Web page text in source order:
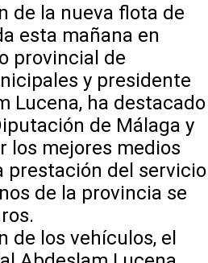
de la nueva flota de
esta mañana en
provincial de
y presidente
Lucena, ha destacado
de Málaga y
los mejores medios
prestación del servicio
de la provincia se
de los vehículos, el